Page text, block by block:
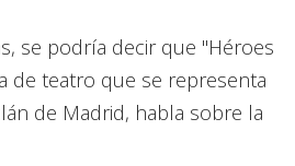
se podría decir que "Héroes
de teatro que se representa
de Madrid, habla sobre la